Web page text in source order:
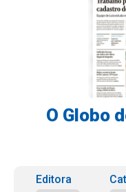
O Globo
Editora